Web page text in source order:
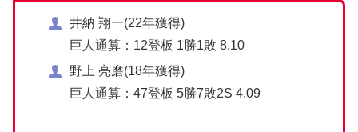
井納 翔一(22年獲得)
巨人通算：12登板 1勝1敗 8.10
野上 亮磨(18年獲得)
巨人通算：47登板 5勝7敗2S 4.09